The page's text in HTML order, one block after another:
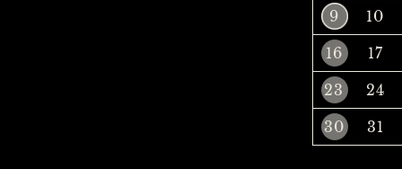
9 10
16 17
23 24
30 31